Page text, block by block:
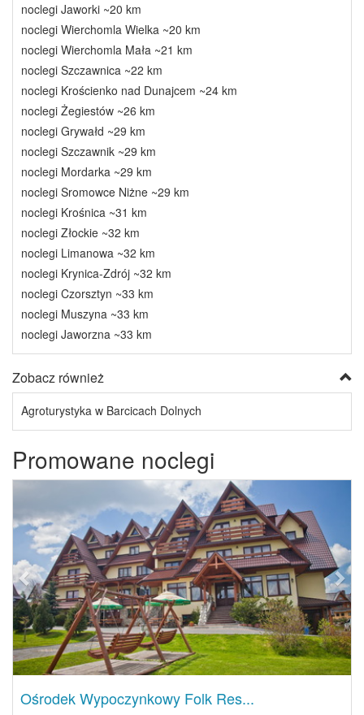
noclegi Jaworki ~20 km
noclegi Wierchomla Wielka ~20 km
noclegi Wierchomla Mała ~21 km
noclegi Szczawnica ~22 km
noclegi Krościenko nad Dunajcem ~24 km
noclegi Żegiestów ~26 km
noclegi Grywałd ~29 km
noclegi Szczawnik ~29 km
noclegi Mordarka ~29 km
noclegi Sromowce Niżne ~29 km
noclegi Krośnica ~31 km
noclegi Złockie ~32 km
noclegi Limanowa ~32 km
noclegi Krynica-Zdrój ~32 km
noclegi Czorsztyn ~33 km
noclegi Muszyna ~33 km
noclegi Jaworzna ~33 km
Zobacz również
Agroturystyka w Barcicach Dolnych
Promowane noclegi
Ośrodek Wypoczynkowy Folk Res...